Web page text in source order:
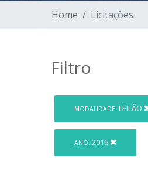
Home Licitações
Filtro
MODALIDADE: LEILÃO
ANO: 2016